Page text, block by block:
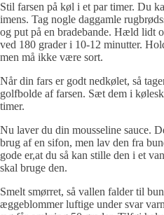
Stil farsen på køl i et par timer. Du
imens. Tag nogle daggamle
og put på en bradebande. Hæld lidt
ved 180 grader i 10-12 minutter.
men må ikke være sort.
Når din fars er godt nedkølet, så
golfbolde af farsen. Sæt dem i
timer.
Nu laver du din mousseline sauce.
brug af en sifon, men lav den fra
gode er,at du så kan stille den i et
skal bruge den.
Smelt smørret, så vallen falder til
æggeblommer luftige under svar